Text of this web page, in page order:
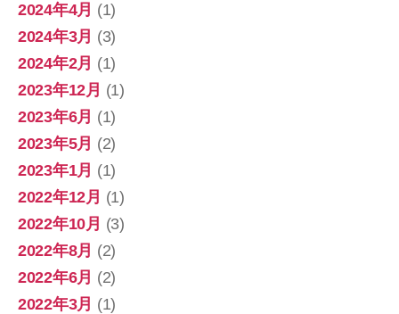
2024年4月 (1)
2024年3月 (3)
2024年2月 (1)
2023年12月 (1)
2023年6月 (1)
2023年5月 (2)
2023年1月 (1)
2022年12月 (1)
2022年10月 (3)
2022年8月 (2)
2022年6月 (2)
2022年3月 (1)